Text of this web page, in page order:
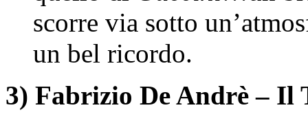
scorre via sotto
un bel ricordo.
3) Fabrizio De Andrè – Il